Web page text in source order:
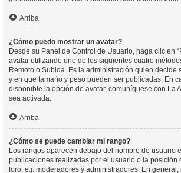
Arriba
¿Cómo puedo mostrar un avatar?
Desde su Panel de Control de Usuario, haga clic en
avatar utilizando uno de los siguientes cuatro
Remoto o Subida. Es la administración quien decide
y en que tamaño y peso pueden ser publicadas. En
disponible la opción de avatar, comuníquese con La
sea activada.
Arriba
¿Cómo se puede cambiar mi rango?
Los rangos aparecen debajo del nombre de usuario
publicaciones realizadas por el usuario o la posición
foro, e.j. moderadores y administradores. En